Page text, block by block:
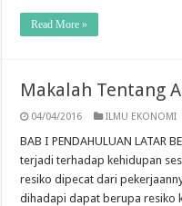
Read More »
Makalah Tentang
04/04/2016 ILMU EKONOMI
BAB I PENDAHULUAN LATAR
terjadi terhadap kehidupan
resiko dipecat dari
dihadapi dapat berupa resiko